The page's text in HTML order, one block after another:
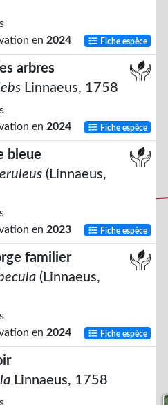
en 2024 Fiche espèce
arbres
Linnaeus, 1758
en 2024 Fiche espèce
bleue
(Linnaeus,
en 2023 Fiche espèce
familier
(Linnaeus,
en 2024 Fiche espèce
Linnaeus, 1758